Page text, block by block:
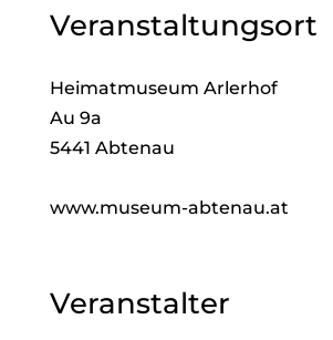
Veranstaltungsort
Heimatmuseum Arlerhof
Au 9a
5441 Abtenau
www.museum-abtenau.at
Veranstalter